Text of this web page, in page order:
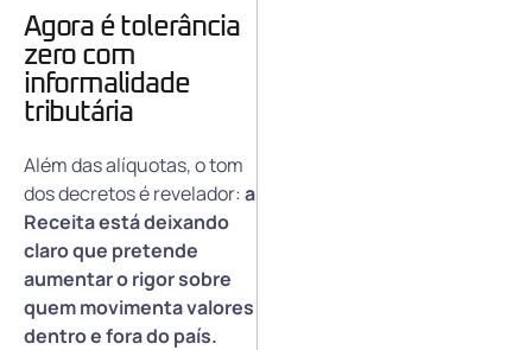
Agora é tolerância
zero com
informalidade
tributária
Além das alíquotas, o tom
dos decretos é revelador: a
Receita está deixando
claro que pretende
aumentar o rigor sobre
quem movimenta valores
dentro e fora do país.